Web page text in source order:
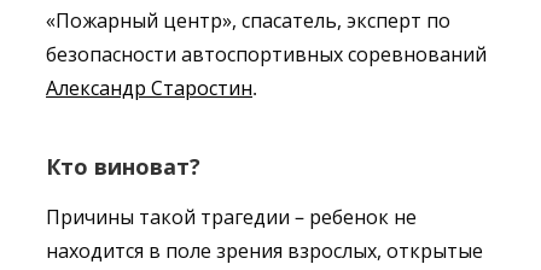
«Пожарный центр», спасатель, эксперт по
безопасности автоспортивных соревнований
Александр Старостин.
Кто виноват?
Причины такой трагедии – ребенок не
находится в поле зрения взрослых, открытые